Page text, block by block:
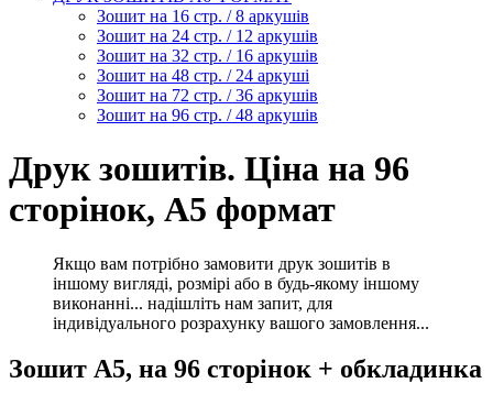
Зошит на 16 стр. / 8 аркушів
Зошит на 24 стр. / 12 аркушів
Зошит на 32 стр. / 16 аркушів
Зошит на 48 стр. / 24 аркуші
Зошит на 72 стр. / 36 аркушів
Зошит на 96 стр. / 48 аркушів
Друк зошитів. Ціна на 96
сторінок, А5 формат
Якщо вам потрібно замовити друк зошитів в
іншому вигляді, розмірі або в будь-якому іншому
виконанні... надішліть нам запит, для
індивідуального розрахунку вашого замовлення...
Зошит А5, на 96 сторінок + обкладинка